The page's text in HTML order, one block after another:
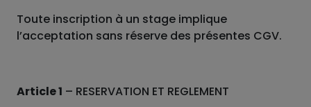
Toute inscription à un stage implique
l’acceptation sans réserve des présentes CGV.
Article 1 – RESERVATION ET REGLEMENT